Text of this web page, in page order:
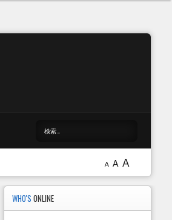
A A A
WHO'SONLINE